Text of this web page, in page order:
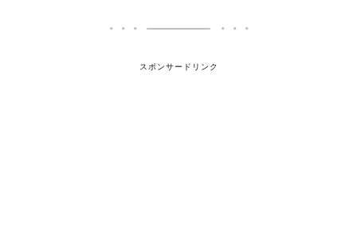
スポンサードリンク